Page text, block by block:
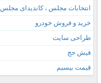
انتخابات مجلس ، کاندیدای مجلس
خرید و فروش خودرو
طراحی سایت
فیش حج
قیمت بیسیم